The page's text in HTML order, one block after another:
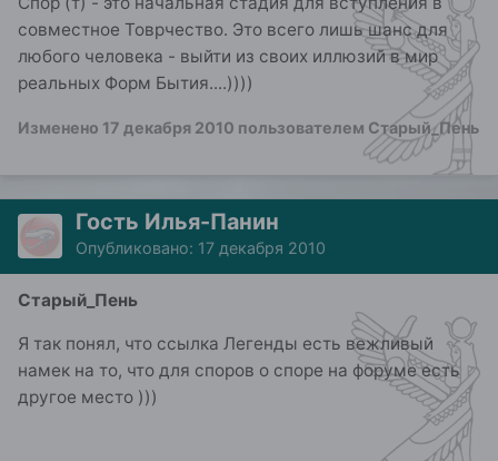
совместное Товрчество. Это всего лишь шанс для
любого человека - выйти из своих иллюзий в мир
реальных Форм Бытия....))))
Изменено 17 декабря 2010 пользователем Старый_Пень
Гость Илья-Панин
Опубликовано: 17 декабря 2010
Старый_Пень
Я так понял, что ссылка Легенды есть вежливый
намек на то, что для споров о споре на форуме есть
другое место )))